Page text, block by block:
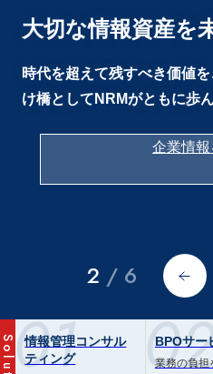
大切な情報資産を
時代を超えて残すべき価値
け橋としてNRMがともに歩
企業情報
3 / 6
01
情報管理コンサル
ティング
BPOサー
業務の負担